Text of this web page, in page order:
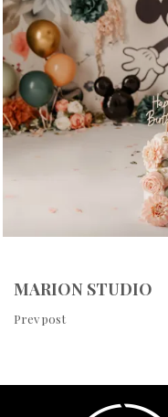
MARION STUDIO
Prev post